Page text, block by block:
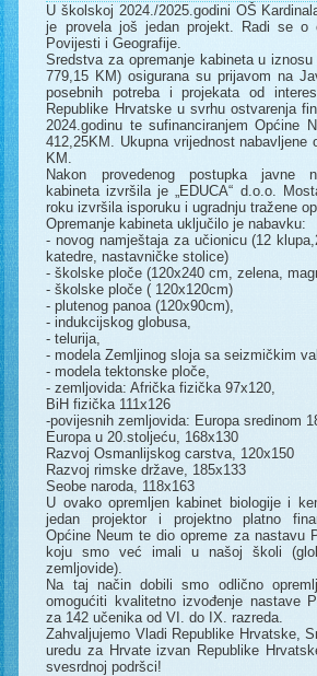
U školskoj 2024./2025.godini OŠ
je provela još jedan projekt. Radi se o
Povijesti i Geografije.
Sredstva za opremanje kabineta u
779,15 KM) osigurana su prijavom na
posebnih potreba i projekata od
Republike Hrvatske u svrhu ostvarenja
2024.godinu te sufinanciranjem Općine
412,25KM. Ukupna vrijednost nabavljene
KM.
Nakon provedenog postupka javne
kabineta izvršila je „EDUCA“ d.o.o.
roku izvršila isporuku i ugradnju tražene
Opremanje kabineta uključilo je nabavku:
- novog namještaja za učionicu (12
katedre, nastavničke stolice)
- školske ploče (120x240 cm, zelena,
- školske ploče ( 120x120cm)
- plutenog panoa (120x90cm),
- indukcijskog globusa,
- telurija,
- modela Zemljinog sloja sa seizmičkim
- modela tektonske ploče,
- zemljovida: Afrička fizička 97x120,
BiH fizička 111x126
-povijesnih zemljovida: Europa sredinom
Europa u 20.stoljeću, 168x130
Razvoj Osmanlijskog carstva, 120x150
Razvoj rimske države, 185x133
Seobe naroda, 118x163
U ovako opremljen kabinet biologije i
jedan projektor i projektno platno
Općine Neum te dio opreme za nastavu
koju smo već imali u našoj školi
zemljovide).
Na taj način dobili smo odlično
omogućiti kvalitetno izvođenje nastave
za 142 učenika od VI. do IX. razreda.
Zahvaljujemo Vladi Republike Hrvatske,
uredu za Hrvate izvan Republike
svesrdnoj podršci!